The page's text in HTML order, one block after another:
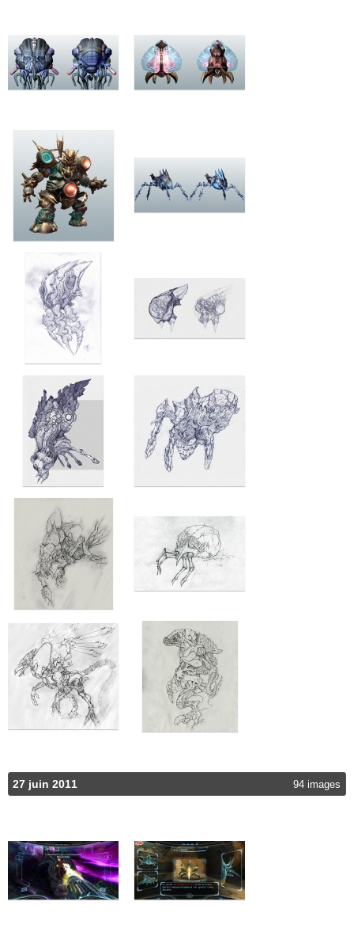
27 juin 2011 94 images